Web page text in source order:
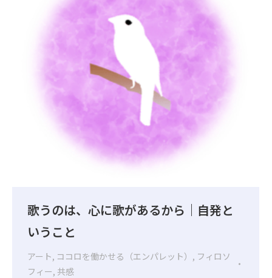
歌うのは、心に歌があるから｜自発と
いうこと
アート, ココロを働かせる（エンパレット） , フィロソ
フィー, 共感